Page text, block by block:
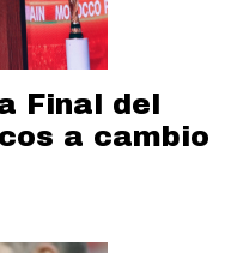
Final del
a cambio